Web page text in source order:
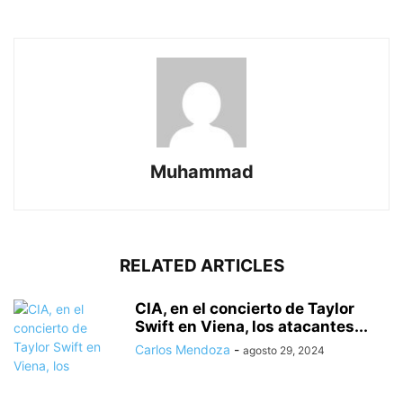
Muhammad
RELATED ARTICLES
CIA, en el concierto de Taylor
Swift en Viena, los atacantes...
Carlos Mendoza - agosto 29, 2024